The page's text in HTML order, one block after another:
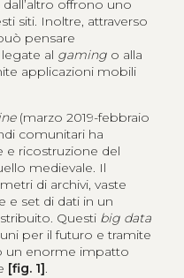
offrono uno
siti. Inoltre, attraverso
pensare
al gamingo alla
applicazioni mobili
(marzo 2019-febbraio
comunitari ha
e ricostruzione del
medievale. Il
di archivi, vaste
e set di dati in un
Questi big data
per il futuro e tramite
un enorme impatto
[fig. 1].